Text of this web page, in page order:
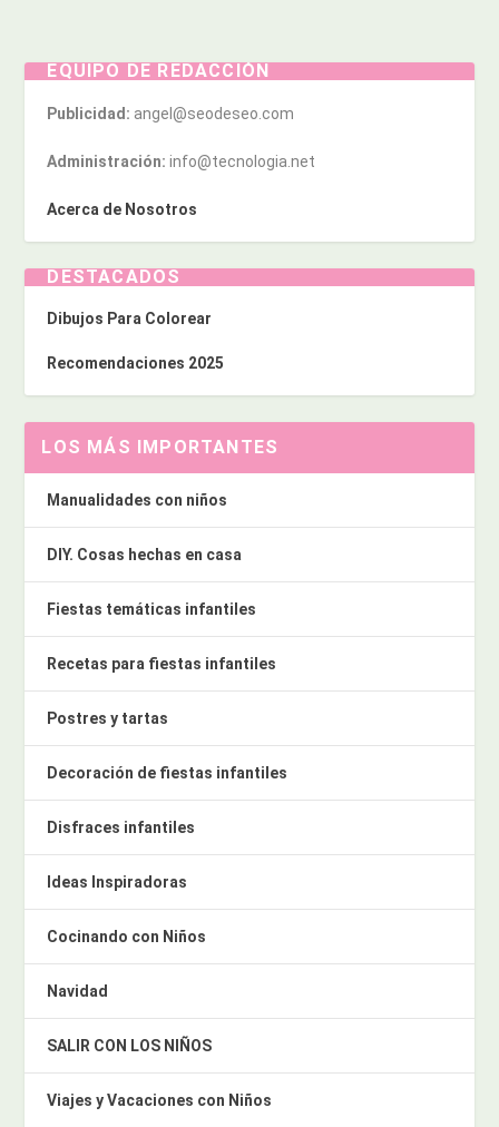
EQUIPO DE REDACCIÓN
Publicidad: angel@seodeseo.com
Administración: info@tecnologia.net
Acerca de Nosotros
DESTACADOS
Dibujos Para Colorear
Recomendaciones 2025
LOS MÁS IMPORTANTES
Manualidades con niños
DIY. Cosas hechas en casa
Fiestas temáticas infantiles
Recetas para fiestas infantiles
Postres y tartas
Decoración de fiestas infantiles
Disfraces infantiles
Ideas Inspiradoras
Cocinando con Niños
Navidad
SALIR CON LOS NIÑOS
Viajes y Vacaciones con Niños